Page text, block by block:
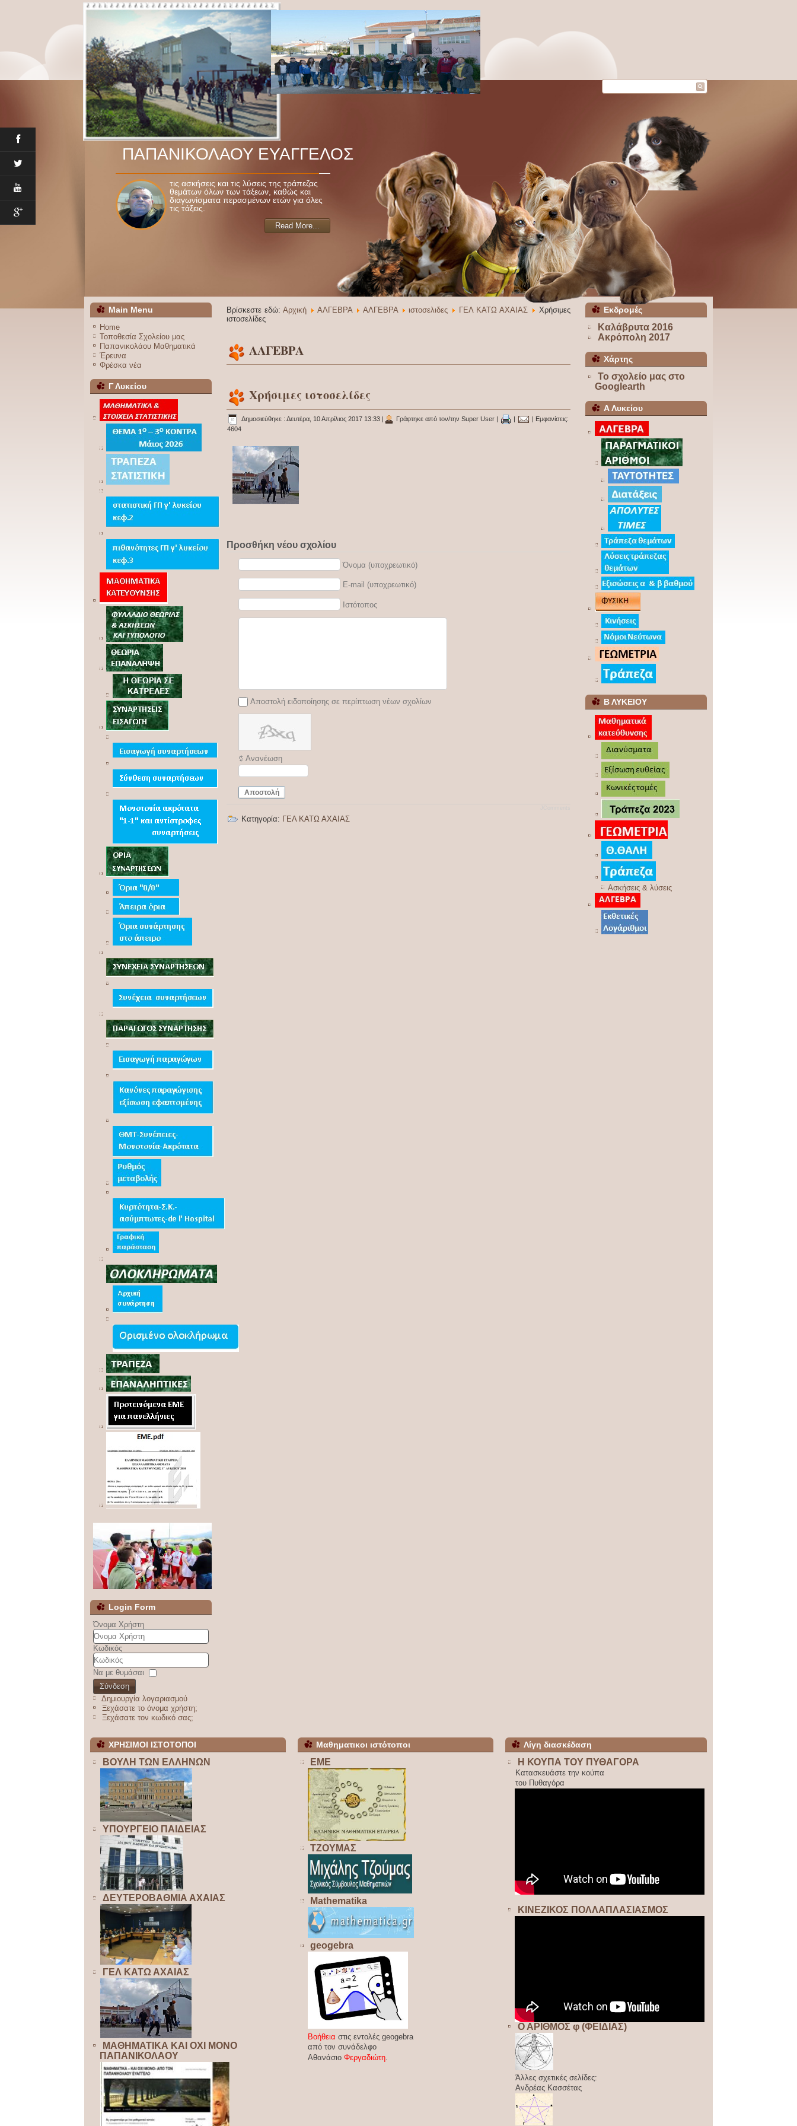
ΠΑΠΑΝΙΚΟΛΑΟΥ ΕΥΑΓΓΕΛΟΣ
Μαθηματικός του Γενικού Λυκείου Κάτω
Αχαΐας. Εδώ θα βρείτε:
τις ασκήσεις και τις λύσεις της τράπεζας
θεμάτων όλων των τάξεων, καθώς και
διαγωνίσματα περασμένων ετών για όλες
τις τάξεις.
Read More...
Main Menu
Home
Τοποθεσία Σχολείου μας
Παπανικολάου Μαθηματικά
Έρευνα
Φρέσκα νέα
Γ Λυκείου
Login Form
Όνομα Χρήστη
Κωδικός
Να με θυμάσαι
Σύνδεση
Δημιουργία λογαριασμού
Ξεχάσατε το όνομα χρήστη;
Ξεχάσατε τον κωδικό σας;
Βρίσκεστε εδώ: Αρχική ΑΛΓΕΒΡΑ ΑΛΓΕΒΡΑ ιστοσελιδες ΓΕΛ ΚΑΤΩ ΑΧΑΙΑΣ
Χρήσιμες
ιστοσελίδες
ΑΛΓΕΒΡΑ
Χρήσιμες ιστοσελίδες
Δημοσιεύθηκε : Δευτέρα, 10 Απρίλιος 2017 13:33 | Γράφτηκε από τον/την Super User | |
| Εμφανίσεις:
4604
Προσθήκη νέου σχολίου
Όνομα (υποχρεωτικό)
E-mail (υποχρεωτικό)
Ιστότοπος
Αποστολή ειδοποίησης σε περίπτωση νέων σχολίων
Ανανέωση
Αποστολή
Κατηγορία: ΓΕΛ ΚΑΤΩ ΑΧΑΙΑΣ
Εκδρομές
Καλάβρυτα 2016
Ακρόπολη 2017
Χάρτης
Το σχολείο μας στο
Googlearth
Α Λυκείου
Β ΛΥΚΕΙΟΥ
Ασκήσεις & λύσεις
ΧΡΗΣΙΜΟΙ ΙΣΤΟΤΟΠΟΙ
ΒΟΥΛΗ ΤΩΝ ΕΛΛΗΝΩΝ
ΥΠΟΥΡΓΕΙΟ ΠΑΙΔΕΙΑΣ
ΔΕΥΤΕΡΟΒΑΘΜΙΑ ΑΧΑΙΑΣ
ΓΕΛ ΚΑΤΩ ΑΧΑΙΑΣ
ΜΑΘΗΜΑΤΙΚΑ ΚΑΙ ΟΧΙ ΜΟΝΟ
ΠΑΠΑΝΙΚΟΛΑΟΥ
Μαθηματικοι ιστότοποι
ΕΜΕ
ΤΖΟΥΜΑΣ
Mathematika
geogebra
Βοήθεια στις εντολές geogebra
από τον συνάδελφο
Αθανάσιο Φεργαδιώτη.
Λίγη διασκέδαση
Η ΚΟΥΠΑ ΤΟΥ ΠΥΘΑΓΟΡΑ
Κατασκευάστε την κούπα
του Πυθαγόρα
ΚΙΝΕΖΙΚΟΣ ΠΟΛΛΑΠΛΑΣΙΑΣΜΟΣ
Ο ΑΡΙΘΜΟΣ φ (ΦΕΙΔΙΑΣ)
Άλλες σχετικές σελίδες:
Ανδρέας Κασσέτας